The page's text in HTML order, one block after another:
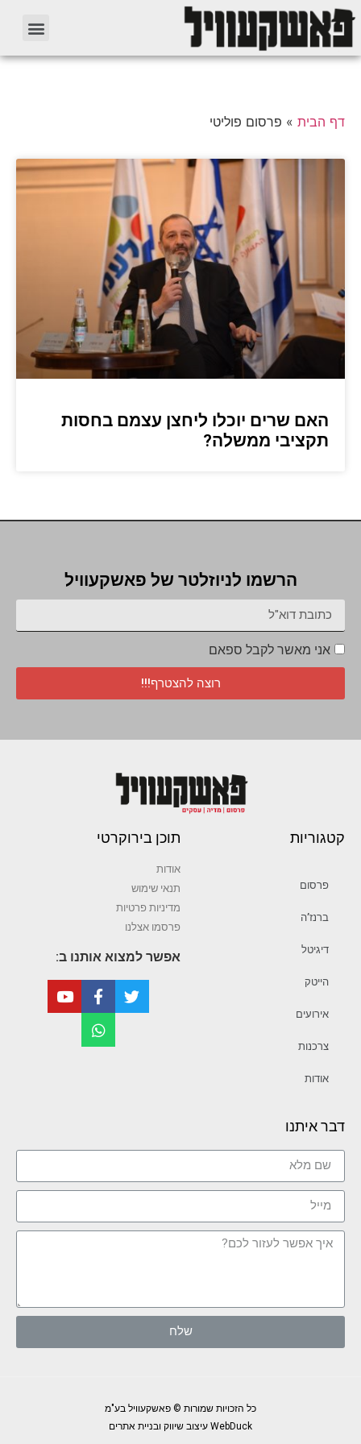
דף הבית » פרסום פוליטי
האם שרים יוכלו ליחצן עצמם בחסות
תקציבי ממשלה?
הרשמו לניוזלטר של פאשקעוויל
אני מאשר לקבל ספאם
רוצה להצטרף!!!
קטגוריות
פרסום
ברנז’ה
דיגיטל
הייטק
אירועים
צרכנות
אודות
תוכן בירוקרטי
אודות
תנאי שימוש
מדיניות פרטיות
פרסמו אצלנו
אפשר למצוא אותנו ב:
דבר איתנו
שלח
כל הזכויות שמורות © פאשקעוויל בע"מ
WebDuck עיצוב שיווק ובניית אתרים